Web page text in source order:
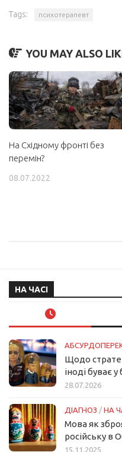
Tags: психотерапевт
YOU MAY ALSO
На Східному фронті без
перемін?
08.07.2022
НА ЧАСІ
Щодо
іноді буває у
28.07.2026
ДІАГНОЗ / НА
Мова як
російську в
15.11.2025